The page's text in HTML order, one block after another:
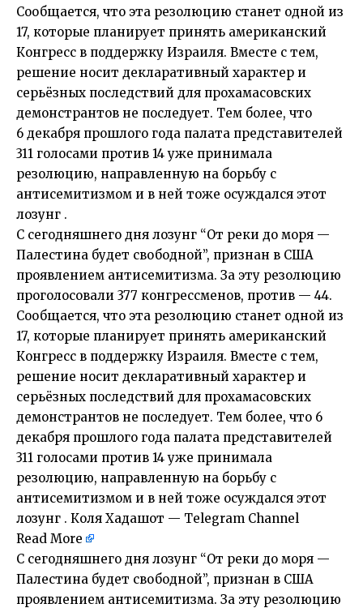
Сообщается, что эта резолюцию станет одной из
17, которые планирует принять американский
Конгресс в поддержку Израиля. Вместе с тем,
решение носит декларативный характер и
серьёзных последствий для прохамасовских
демонстрантов не последует. Тем более, что
6 декабря прошлого года палата представителей
311 голосами против 14 уже принимала
резолюцию, направленную на борьбу с
антисемитизмом и в ней тоже осуждался этот
лозунг .
С сегодняшнего дня лозунг “От реки до моря —
Палестина будет свободной”, признан в США
проявлением антисемитизма. За эту резолюцию
проголосовали 377 конгрессменов, против — 44.
Сообщается, что эта резолюцию станет одной из
17, которые планирует принять американский
Конгресс в поддержку Израиля. Вместе с тем,
решение носит декларативный характер и
серьёзных последствий для прохамасовских
демонстрантов не последует. Тем более, что 6
декабря прошлого года палата представителей
311 голосами против 14 уже принимала
резолюцию, направленную на борьбу с
антисемитизмом и в ней тоже осуждался этот
лозунг . Коля Хадашот — Telegram Channel
Read More
С сегодняшнего дня лозунг “От реки до моря —
Палестина будет свободной”, признан в США
проявлением антисемитизма. За эту резолюцию